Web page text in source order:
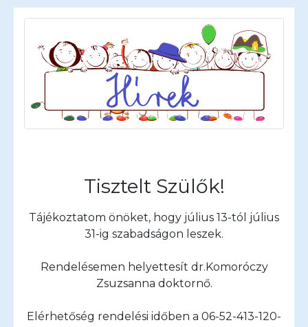
Tisztelt Szülők!
Tájékoztatom önöket, hogy július 13-tól július
31-ig szabadságon leszek.
Rendelésemen helyettesít dr.Komoróczy
Zsuzsanna doktornő.
Elérhetőség rendelési időben a 06-52-413-120-